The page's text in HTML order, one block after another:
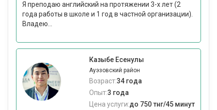
Я преподаю английский на протяжении 3-х лет (2
года работы в школе и 1 год в частной организации).
Владею...
Казыбе Есенулы
Ауэзовский район
Возраст:34 года
Опыт:3 года
Цена услуги:до 750 тнг/45 минут